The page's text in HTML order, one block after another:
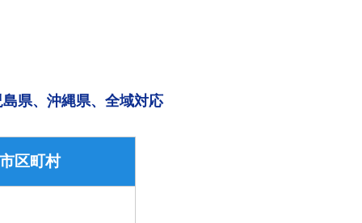
県、沖縄県、全域対応
市区町村